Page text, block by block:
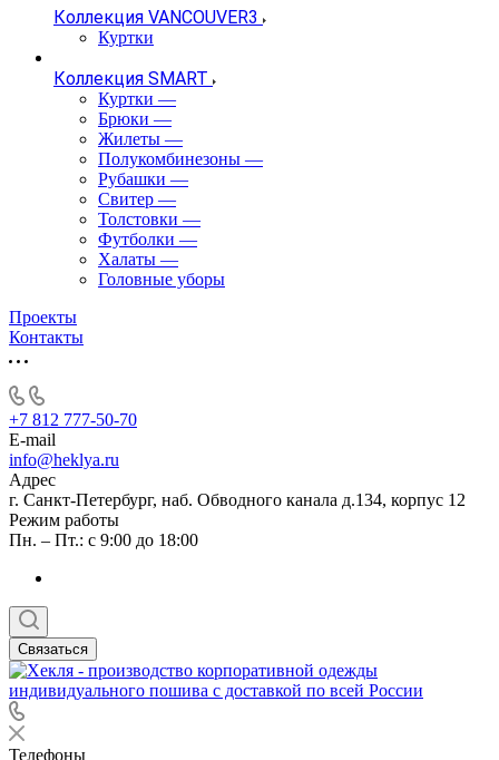
Коллекция VANCOUVER3
Куртки
Коллекция SMART
Куртки —
Брюки —
Жилеты —
Полукомбинезоны —
Рубашки —
Свитер —
Толстовки —
Футболки —
Халаты —
Головные уборы
Проекты
Контакты
+7 812 777-50-70
E-mail
info@heklya.ru
Адрес
г. Санкт-Петербург, наб. Обводного канала д.134, корпус 12
Режим работы
Пн. – Пт.: с 9:00 до 18:00
Связаться
Телефоны